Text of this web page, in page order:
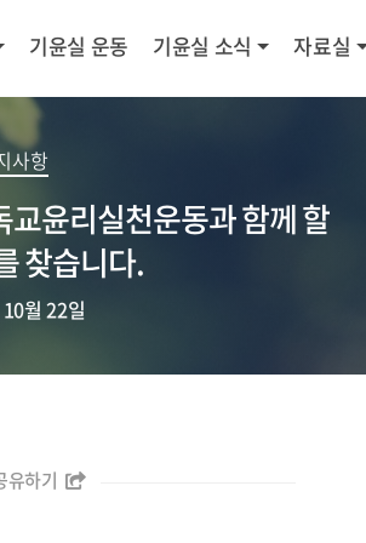
기윤실 운동 기윤실 소식 자료실
사항
윤리실천운동과 함께 할
찾습니다.
월 22일
유하기